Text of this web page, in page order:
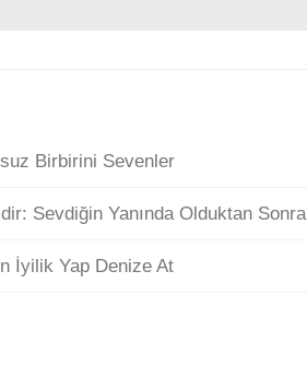
Birbirini Sevenler
Sevdiğin Yanında Olduktan Sonra
İyilik Yap Denize At